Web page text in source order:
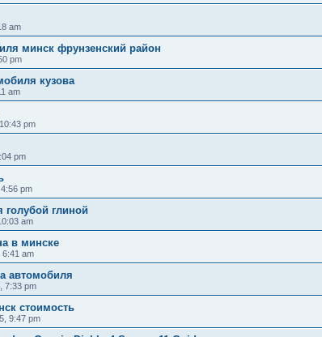
am
минск фрунзенский район
pm
кузова
am
pm
pm
pm
голубой глиной
am
в минске
6:41 am
автомобиля
7:33 pm
стоимость
9:47 pm